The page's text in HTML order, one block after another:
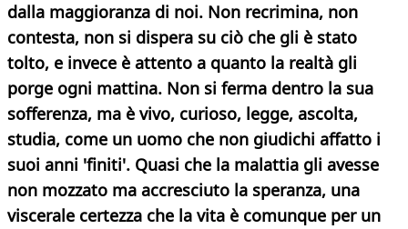
dalla maggioranza di noi. Non recrimina, non
contesta, non si dispera su ciò che gli è stato
tolto, e invece è attento a quanto la realtà gli
porge ogni mattina. Non si ferma dentro la sua
sofferenza, ma è vivo, curioso, legge, ascolta,
studia, come un uomo che non giudichi affatto i
suoi anni 'finiti'. Quasi che la malattia gli avesse
non mozzato ma accresciuto la speranza, una
viscerale certezza che la vita è comunque per un